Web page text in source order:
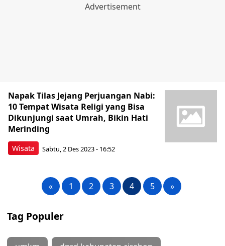
Wisata
Napak Tilas Jejang Perjuangan Nabi:
10 Tempat Wisata Religi yang Bisa
Dikunjungi saat Umrah, Bikin Hati
Merinding
Sabtu, 2 Des 2023 - 16:52
« 1 2 3 4 5 »
Tag Populer